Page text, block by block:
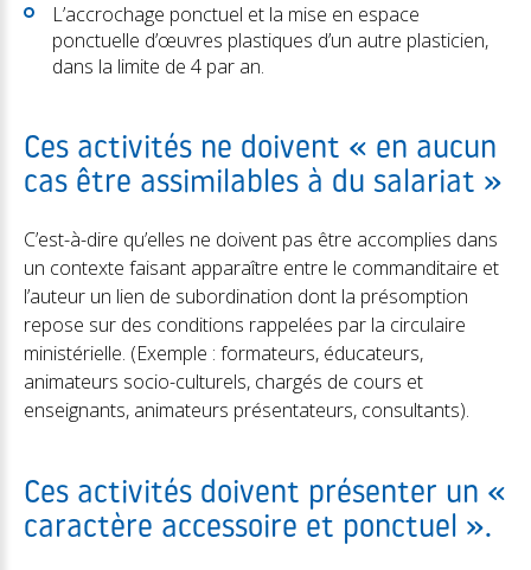
L’accrochage ponctuel et la mise en espace
ponctuelle d’œuvres plastiques d’un autre plasticien,
dans la limite de 4 par an.
Ces activités ne doivent « en aucun
cas être assimilables à du salariat »
C’est-à-dire qu’elles ne doivent pas être accomplies dans
un contexte faisant apparaître entre le commanditaire et
l’auteur un lien de subordination dont la présomption
repose sur des conditions rappelées par la circulaire
ministérielle. (Exemple : formateurs, éducateurs,
animateurs socio-culturels, chargés de cours et
enseignants, animateurs présentateurs, consultants).
Ces activités doivent présenter un «
caractère accessoire et ponctuel ».